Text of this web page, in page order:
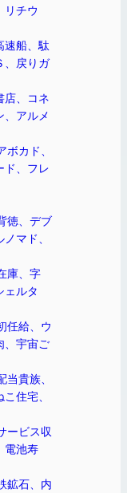
リチウ
速船、駄
、戻りガ
店、コネ
、アルメ
ボカド、
ド、フレ
徳、デブ
マド、
庫、字
ェルタ
任給、ウ
、宇宙ご
当貴族、
住宅、
ービス収
電池寿
鉱石、内